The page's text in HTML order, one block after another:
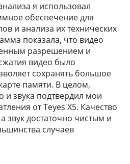
я использовал
обеспечение для
и анализа их технических
показала, что видео
разрешением и
видео было
сохранять большое
памяти. В целом,
и звука подтвердил мои
от Teyes X5. Качество
звук достаточно чистым и
случаев